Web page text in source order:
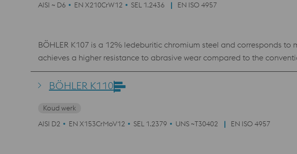
AISI ~ D6
EN X210CrW12 SEL 1.2436 EN ISO 4957
BÖHLER K107 is a 12% ledeburitic chromium steel and corresponds
achieves a higher resistance to abrasive wear compared to the
advantage of simple heat treatment with lower hardening
modern coatings..
BÖHLER K110
Koud werk
AISI D2
EN X153CrMoV12 SEL 1.2379 UNS ~T30402 EN ISO 4957